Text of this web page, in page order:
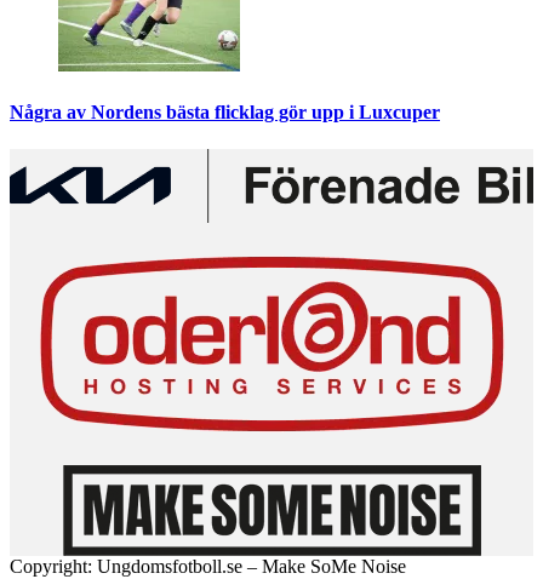
Några av Nordens bästa flicklag gör upp i Luxcuper
Copyright: Ungdomsfotboll.se – Make SoMe Noise